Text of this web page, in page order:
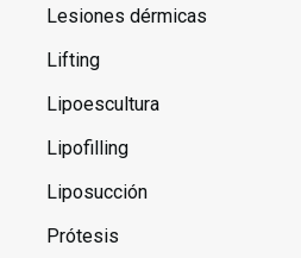
Lesiones dérmicas
Lifting
Lipoescultura
Lipofilling
Liposucción
Prótesis